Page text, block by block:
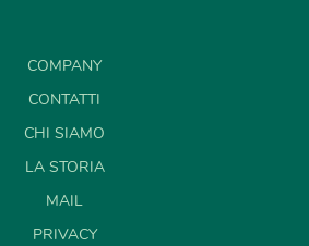
COMPANY
CONTATTI
CHI SIAMO
LA STORIA
MAIL
PRIVACY